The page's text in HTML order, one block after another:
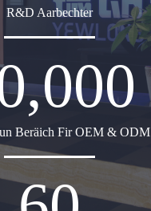
R&D Aarbechter
Beräich Fir OEM & ODM